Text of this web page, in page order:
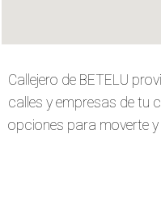
Callejero de BETELU
calles y empresas de tu
opciones para moverte